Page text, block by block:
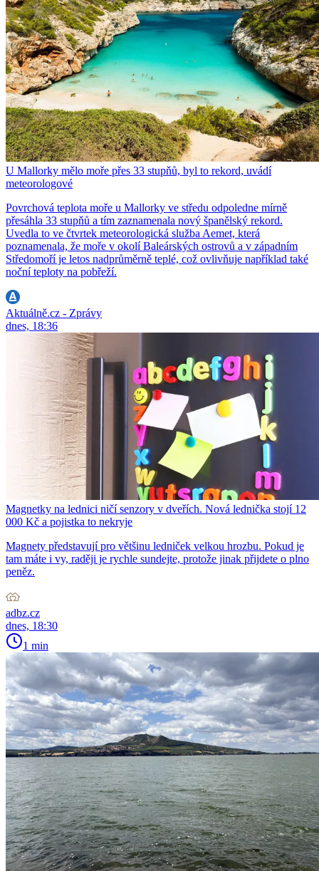
U Mallorky mělo moře přes 33 stupňů, byl to rekord, uvádí
meteorologové
Povrchová teplota moře u Mallorky ve středu odpoledne mírně
přesáhla 33 stupňů a tím zaznamenala nový španělský rekord.
Uvedla to ve čtvrtek meteorologická služba Aemet, která
poznamenala, že moře v okolí Baleárských ostrovů a v západním
Středomoří je letos nadprůměrně teplé, což ovlivňuje například také
noční teploty na pobřeží.
Aktuálně.cz - Zprávy
dnes, 18:36
Magnetky na lednici ničí senzory v dveřích. Nová lednička stojí 12
000 Kč a pojistka to nekryje
Magnety představují pro většinu ledniček velkou hrozbu. Pokud je
tam máte i vy, raději je rychle sundejte, protože jinak přijdete o plno
peněz.
adbz.cz
dnes, 18:30
1 min